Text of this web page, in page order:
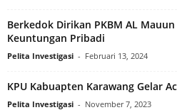
Berkedok Dirikan PKBM AL
Keuntungan Pribadi
Pelita Investigasi - Februari 13, 2024
KPU Kabuapten Karawang Gelar
Pelita Investigasi - November 7, 2023